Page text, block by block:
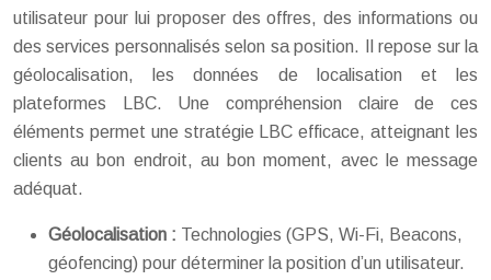
utilisateur pour lui proposer des offres, des informations ou
des services personnalisés selon sa position. Il repose sur la
géolocalisation, les données de localisation et les
plateformes LBC. Une compréhension claire de ces
éléments permet une stratégie LBC efficace, atteignant les
clients au bon endroit, au bon moment, avec le message
adéquat.
Géolocalisation : Technologies (GPS, Wi-Fi, Beacons,
géofencing) pour déterminer la position d’un utilisateur.